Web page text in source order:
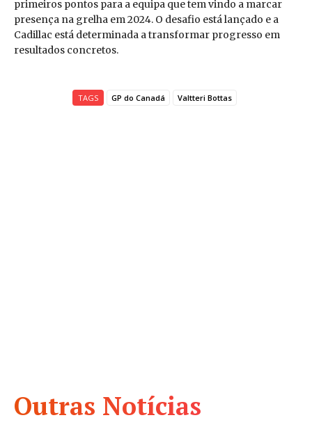
Outras Notícias
primeiros pontos para a equipa que tem vindo a marcar
presença na grelha em 2024. O desafio está lançado e a
Cadillac está determinada a transformar progresso em
resultados concretos.
TAGS GP do Canadá Valtteri Bottas